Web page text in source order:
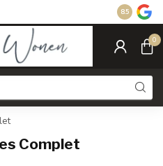
Gratis
8.5
0
Complet